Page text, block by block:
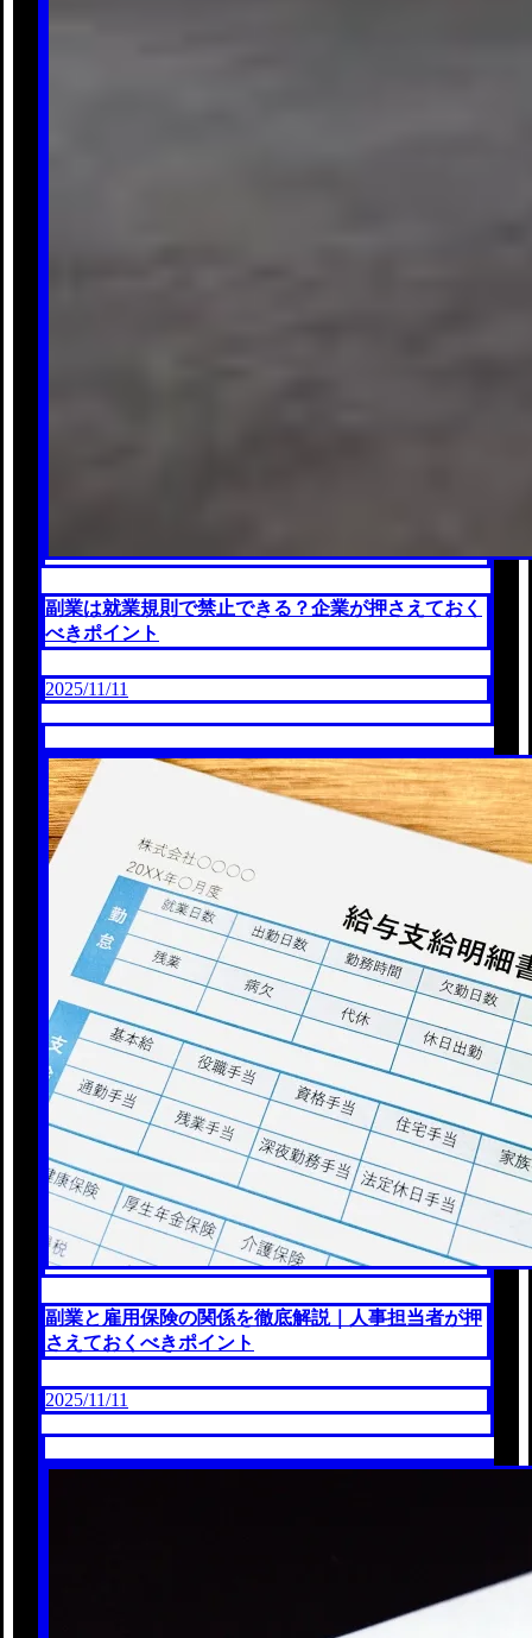
副業は就業規則で禁止できる？企業が押さえておく
べきポイント
2025/11/11
副業と雇用保険の関係を徹底解説｜人事担当者が押
さえておくべきポイント
2025/11/11